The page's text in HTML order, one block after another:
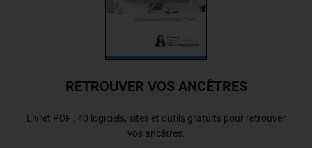
RETROUVER VOS ANCÊTRES
Livret PDF : 40 logiciels, sites et outils gratuits pour retrouver
vos ancêtres.